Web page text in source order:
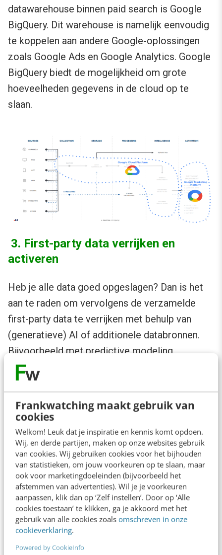
Frankwatching maakt gebruik van
cookies
Welkom! Leuk dat je inspiratie en kennis komt opdoen.
Wij, en derde partijen, maken op onze websites gebruik
van cookies. Wij gebruiken cookies voor het bijhouden
van statistieken, om jouw voorkeuren op te slaan, maar
ook voor marketingdoeleinden (bijvoorbeeld het
afstemmen van advertenties). Wil je je voorkeuren
aanpassen, klik dan op ‘Zelf instellen’. Door op ‘Alle
cookies toestaan’ te klikken, ga je akkoord met het
gebruik van alle cookies zoals omschreven in onze
cookieverklaring.
Powered by CookieInfo
datawarehouse binnen paid search is Google
BigQuery. Dit warehouse is namelijk eenvoudig
te koppelen aan andere Google-oplossingen
zoals Google Ads en Google Analytics. Google
BigQuery biedt de mogelijkheid om grote
hoeveelheden gegevens in de cloud op te
slaan.
3. First-party data verrijken en
activeren
Heb je alle data goed opgeslagen? Dan is het
aan te raden om vervolgens de verzamelde
first-party data te verrijken met behulp van
(generatieve) AI of additionele databronnen.
Bijvoorbeeld met predictive modeling,
waarmee je met de hulp van machine learning
en AI patronen in je data kunt ontdekken. Aan
de hand van deze modellen kun je vervolgens
voorspellen welke gebruikers waarschijnlijk
geïnteresseerd zijn in je producten of diensten.
Vertex AI is een AI-model waarop
verschillende oplossingen zijn gebouwd, zoals
bijvoorbeeld FeedGen. FeedGen maakt gebruik
van AI om Google Shopping feeds te
optimaliseren. Zo geeft het bijvoorbeeld
suggesties voor het verbeteren van titels en